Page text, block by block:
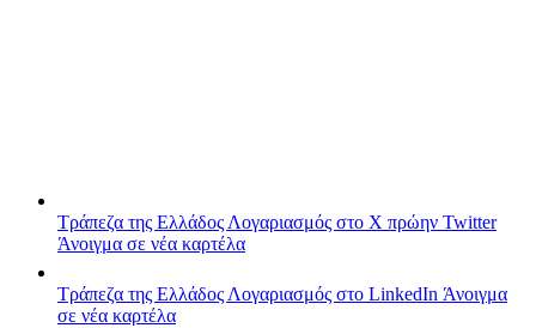
Τράπεζα της Ελλάδος Λογαριασμός στο X πρώην Twitter
Άνοιγμα σε νέα καρτέλα
Τράπεζα της Ελλάδος Λογαριασμός στο LinkedIn Άνοιγμα
σε νέα καρτέλα